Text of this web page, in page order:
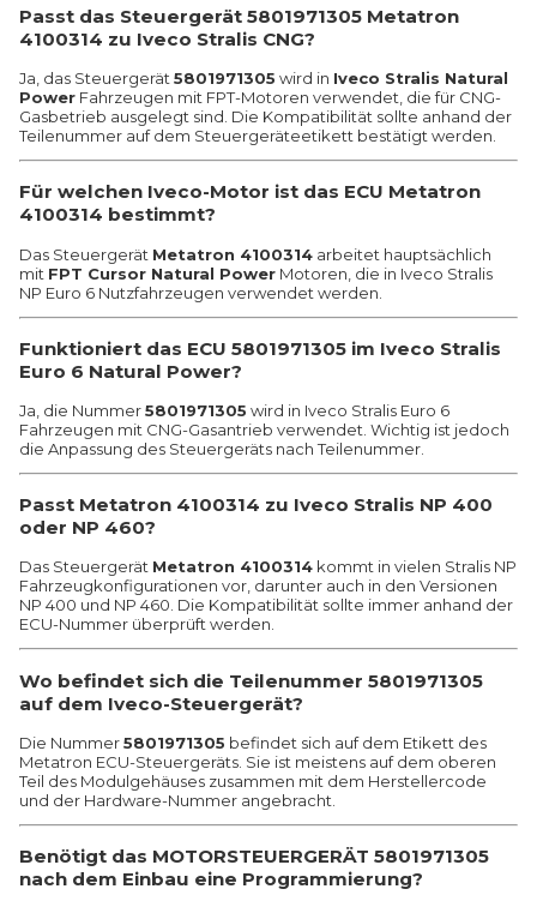
Passt das Steuergerät 5801971305 Metatron
4100314 zu Iveco Stralis CNG?
Ja, das Steuergerät 5801971305 wird in Iveco Stralis Natural
Power Fahrzeugen mit FPT-Motoren verwendet, die für CNG-
Gasbetrieb ausgelegt sind. Die Kompatibilität sollte anhand der
Teilenummer auf dem Steuergeräteetikett bestätigt werden.
Für welchen Iveco-Motor ist das ECU Metatron
4100314 bestimmt?
Das Steuergerät Metatron 4100314 arbeitet hauptsächlich
mit FPT Cursor Natural Power Motoren, die in Iveco Stralis
NP Euro 6 Nutzfahrzeugen verwendet werden.
Funktioniert das ECU 5801971305 im Iveco Stralis
Euro 6 Natural Power?
Ja, die Nummer5801971305 wird in Iveco Stralis Euro 6
Fahrzeugen mit CNG-Gasantrieb verwendet. Wichtig ist jedoch
die Anpassung des Steuergeräts nach Teilenummer.
Passt Metatron 4100314 zu Iveco Stralis NP 400
oder NP 460?
Das Steuergerät Metatron 4100314 kommt in vielen Stralis NP
Fahrzeugkonfigurationen vor, darunter auch in den Versionen
NP 400 und NP 460. Die Kompatibilität sollte immer anhand der
ECU-Nummer überprüft werden.
Wo befindet sich die Teilenummer 5801971305
auf dem Iveco-Steuergerät?
Die Nummer5801971305 befindet sich auf dem Etikett des
Metatron ECU-Steuergeräts. Sie ist meistens auf dem oberen
Teil des Modulgehäuses zusammen mit dem Herstellercode
und der Hardware-Nummer angebracht.
Benötigt das MOTORSTEUERGERÄT 5801971305
nach dem Einbau eine Programmierung?